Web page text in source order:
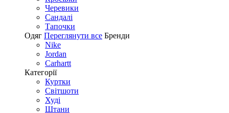
Черевики
Сандалі
Tапочки
Одяг Переглянути все Бренди
Nike
Jordan
Carhartt
Категорії
Куртки
Світшоти
Худі
Штани